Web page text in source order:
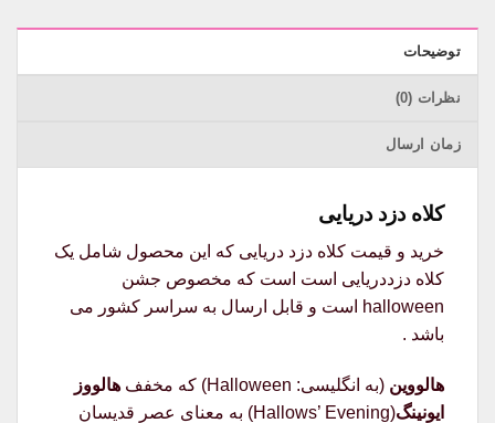
توضیحات
نظرات (0)
زمان ارسال
کلاه دزد دریایی
خرید و قیمت کلاه دزد دریایی که این محصول شامل یک
کلاه دزددریایی است است که مخصوص جشن
halloween است و قابل ارسال به سراسر کشور می
باشد .
هالووین (به انگلیسی: Halloween) که مخفف هالووز
ایونینگ
(Hallows’ Evening) به معنای عصر قدیسان